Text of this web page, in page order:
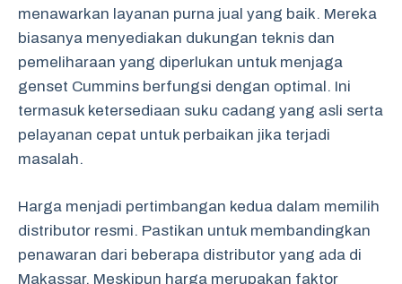
menawarkan layanan purna jual yang baik. Mereka
biasanya menyediakan dukungan teknis dan
pemeliharaan yang diperlukan untuk menjaga
genset Cummins berfungsi dengan optimal. Ini
termasuk ketersediaan suku cadang yang asli serta
pelayanan cepat untuk perbaikan jika terjadi
masalah.
Harga menjadi pertimbangan kedua dalam memilih
distributor resmi. Pastikan untuk membandingkan
penawaran dari beberapa distributor yang ada di
Makassar. Meskipun harga merupakan faktor